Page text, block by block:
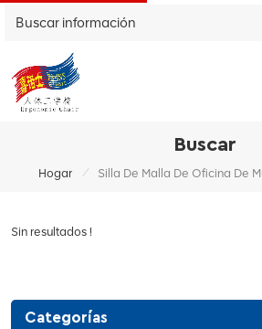
Buscar
Hogar /
Sin resultados !
Categorías